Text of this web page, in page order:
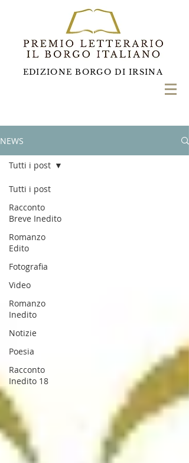
EDIZIONE BORGO DI IRSINA
NEWS
Tutti i post
Racconto
Breve Inedito
Romanzo
Edito
Fotografia
Video
Romanzo
Inedito
Notizie
Poesia
Racconto
Inedito 18
Tutti i post